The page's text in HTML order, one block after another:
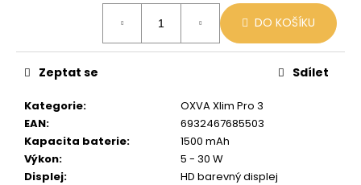
DO KOŠÍKU
Kategorie:
OXVA Xlim Pro 3
EAN:
6932467685503
Kapacita baterie:
1500 mAh
Výkon:
5 - 30 W
Displej:
HD barevný displej
Zeptat se Sdílet
3ML
0,8
OHM
109
Kč